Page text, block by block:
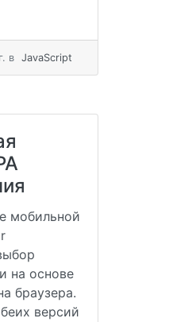
в JavaScript
мобильной
на основе
браузера.
версий